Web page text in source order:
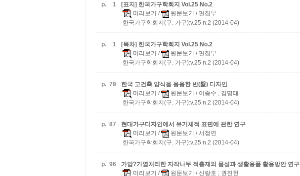
p. 1
[표지] 한국가구학회지 Vol.25 No.2
미리보기 / 원문보기 / 편집부
한국가구학회지(구. 가구):v.25 n.2 (2014-04)
p. 1
[목차] 한국가구학회지 Vol.25 No.2
미리보기 / 원문보기 / 편집부
한국가구학회지(구. 가구):v.25 n.2 (2014-04)
p. 79
한국 고건축 양식을 응용한 반(盤) 디자인
미리보기 / 원문보기 / 이종수 ; 김명태
한국가구학회지(구. 가구):v.25 n.2 (2014-04)
p. 87
현대가구디자인에서 유기체적 표면에 관한 연구
미리보기 / 원문보기 / 서정연
한국가구학회지(구. 가구):v.25 n.2 (2014-04)
p. 96
가압?가열처리한 자작나무 적층재의 물성과 생활용품 활용방안 연구
미리보기 / 원문보기 / 신랑호 ; 권진헌